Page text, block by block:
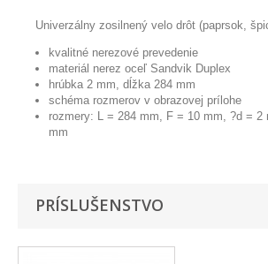
Univerzálny zosilnený velo drôt (paprsok,
kvalitné nerezové prevedenie
materiál nerez oceľ Sandvik Duplex
hrúbka 2 mm, dĺžka 284 mm
schéma rozmerov v obrazovej prílohe
rozmery: L = 284 mm, F = 10 mm, ?d = 2
mm
PRÍSLUŠENSTVO